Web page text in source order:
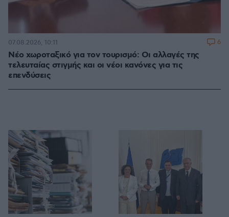
Νέο χωροταξικό για τον τουρισμό: Οι αλλαγές της
τελευταίας στιγμής και οι νέοι κανόνες για τις
επενδύσεις
07.08.2026, 10:11 6